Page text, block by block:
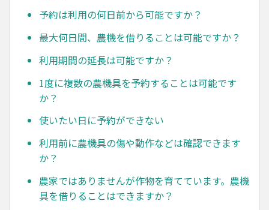
予約は利用の何日前から可能ですか？
最大何日間、農機を借りることは可能ですか？
利用期間の延長は可能ですか？
1度に複数の農機具を予約することは可能です
か？
使いたい日に予約ができない
利用前に農機具の傷や動作などは確認できます
か？
農家ではありませんが作物を育てています。農機
具を借りることはできますか？